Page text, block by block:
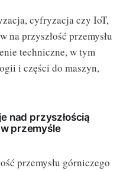
cyfryzacja czy IoT,
na przyszłość przemysłu
techniczne, w tym
i części do maszyn,
nad przyszłością
przemyśle
przemysłu górniczego